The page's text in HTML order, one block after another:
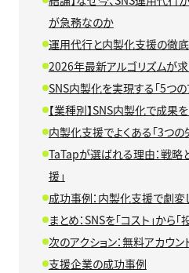
が急務なのか
運用代行と内製化支援の徹
2026年最新アルゴリズムが求
SNS内製化を実現する「5つの
【業種別】SNS内製化で成果
内製化支援でよくある「3つの
TaTapが選ばれる理由：戦略
援」
成功事例：内製化支援で劇変
まとめ：SNSを「コスト」から
次のアクション：無料アカウ
支援企業の成功事例